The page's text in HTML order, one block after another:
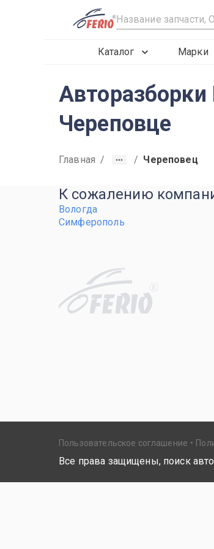
R
Каталог Марки
Череповце
Главная / / Череповец
К сожалению
Вологда
Симферополь
R
Пользовательское соглашение
Все права защищены, поиск